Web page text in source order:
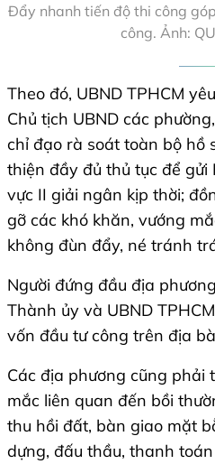
Đẩy nhanh tiến độ thi công
công. Ảnh:
Theo đó, UBND TPHCM
Chủ tịch UBND các
chỉ đạo rà soát toàn bộ hồ
thiện đầy đủ thủ tục để gửi
vực II giải ngân kịp thời;
gỡ các khó khăn, vướng
không đùn đẩy, né tránh
Người đứng đầu địa
Thành ủy và UBND
vốn đầu tư công trên địa
Các địa phương cũng phải
mắc liên quan đến bồi
thu hồi đất, bàn giao mặt
dựng, đấu thầu, thanh